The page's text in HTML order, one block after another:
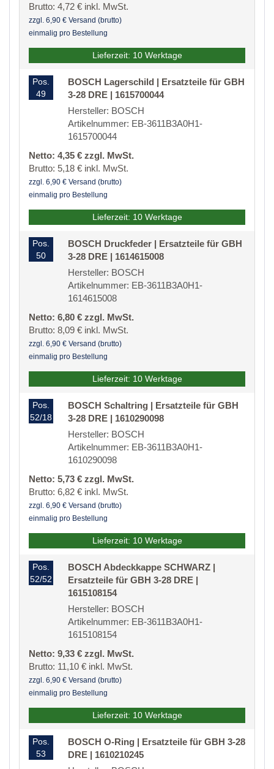
Brutto: 4,72 € inkl. MwSt.
zzgl. 6,90 € Versand (brutto)
einmalig pro Bestellung
Lieferzeit: 10 Werktage
Pos.
49
BOSCH Lagerschild | Ersatzteile für GBH
3-28 DRE | 1615700044
Hersteller: BOSCH
Artikelnummer: EB-3611B3A0H1-
1615700044
Netto: 4,35 € zzgl. MwSt.
Brutto: 5,18 € inkl. MwSt.
zzgl. 6,90 € Versand (brutto)
einmalig pro Bestellung
Lieferzeit: 10 Werktage
Pos.
50
BOSCH Druckfeder | Ersatzteile für GBH
3-28 DRE | 1614615008
Hersteller: BOSCH
Artikelnummer: EB-3611B3A0H1-
1614615008
Netto: 6,80 € zzgl. MwSt.
Brutto: 8,09 € inkl. MwSt.
zzgl. 6,90 € Versand (brutto)
einmalig pro Bestellung
Lieferzeit: 10 Werktage
Pos.
52/18
BOSCH Schaltring | Ersatzteile für GBH
3-28 DRE | 1610290098
Hersteller: BOSCH
Artikelnummer: EB-3611B3A0H1-
1610290098
Netto: 5,73 € zzgl. MwSt.
Brutto: 6,82 € inkl. MwSt.
zzgl. 6,90 € Versand (brutto)
einmalig pro Bestellung
Lieferzeit: 10 Werktage
Pos.
52/52
BOSCH Abdeckkappe SCHWARZ |
Ersatzteile für GBH 3-28 DRE |
1615108154
Hersteller: BOSCH
Artikelnummer: EB-3611B3A0H1-
1615108154
Netto: 9,33 € zzgl. MwSt.
Brutto: 11,10 € inkl. MwSt.
zzgl. 6,90 € Versand (brutto)
einmalig pro Bestellung
Lieferzeit: 10 Werktage
Pos.
53
BOSCH O-Ring | Ersatzteile für GBH 3-28
DRE | 1610210245